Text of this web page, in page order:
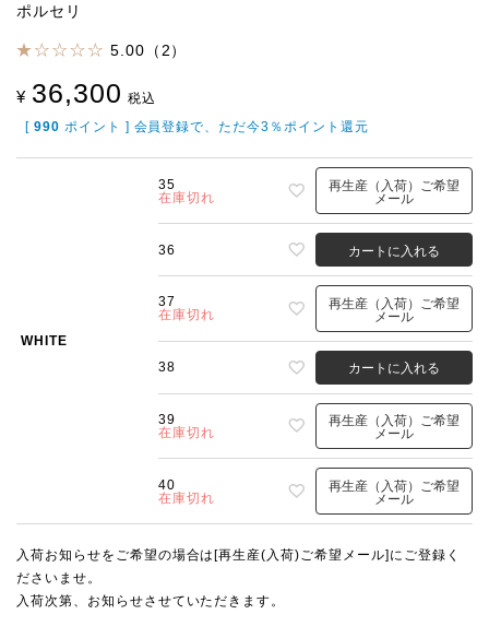
ポルセリ
5.00（2）
¥ 36,300 税込
[ 990 ポイント ] 会員登録で、ただ今3％ポイント還元
WHITE
35
在庫切れ
再生産（入荷）ご希望
メール
36 カートに入れる
37
在庫切れ
再生産（入荷）ご希望
メール
38 カートに入れる
39
在庫切れ
再生産（入荷）ご希望
メール
40
在庫切れ
再生産（入荷）ご希望
メール
入荷お知らせをご希望の場合は[再生産(入荷)ご希望メール]にご登録く
ださいませ。
入荷次第、お知らせさせていただきます。